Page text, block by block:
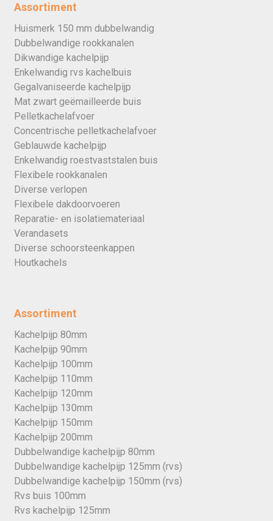
Assortiment
Huismerk 150 mm dubbelwandig
Dubbelwandige rookkanalen
Dikwandige kachelpijp
Enkelwandig rvs kachelbuis
Gegalvaniseerde kachelpijp
Mat zwart geëmailleerde buis
Pelletkachelafvoer
Concentrische pelletkachelafvoer
Geblauwde kachelpijp
Enkelwandig roestvaststalen buis
Flexibele rookkanalen
Diverse verlopen
Flexibele dakdoorvoeren
Reparatie- en isolatiemateriaal
Verandasets
Diverse schoorsteenkappen
Houtkachels
Assortiment
Kachelpijp 80mm
Kachelpijp 90mm
Kachelpijp 100mm
Kachelpijp 110mm
Kachelpijp 120mm
Kachelpijp 130mm
Kachelpijp 150mm
Kachelpijp 200mm
Dubbelwandige kachelpijp 80mm
Dubbelwandige kachelpijp 125mm (rvs)
Dubbelwandige kachelpijp 150mm (rvs)
Rvs buis 100mm
Rvs kachelpijp 125mm